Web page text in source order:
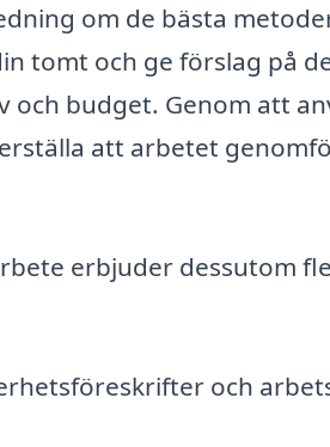
om de bästa
tomt och ge förslag på
budget. Genom att
att arbetet
erbjuder dessutom
och